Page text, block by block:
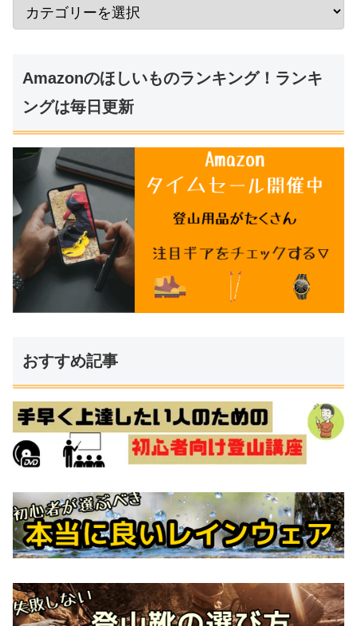
Amazonのほしいものランキング！ランキ
ングは毎日更新
おすすめ記事